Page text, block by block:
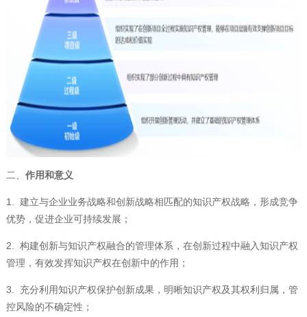
二、 作用和意义
1. 建立与企业业务战略和创新战略相匹配的知识产权战略，形成竞争
优势，促进企业可持续发展；
2. 构建创新与知识产权融合的管理体系，在创新过程中融入知识产权
管理，有效发挥知识产权在创新中的作用；
3. 充分利用知识产权保护创新成果，明晰知识产权及其权利归属，管
控风险的不确定性；